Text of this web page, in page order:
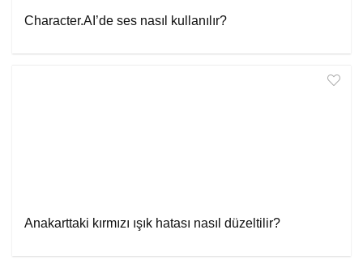
Character.AI’de ses nasıl kullanılır?
Anakarttaki kırmızı ışık hatası nasıl düzeltilir?